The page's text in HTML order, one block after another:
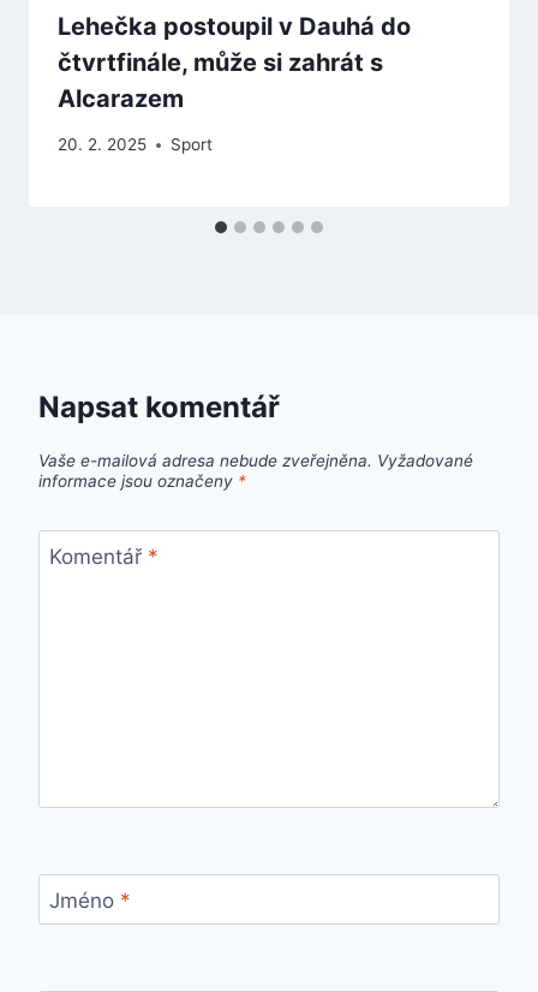
Lehečka postoupil v Dauhá do
čtvrtfinále, může si zahrát s
Alcarazem
20. 2. 2025 Sport
Napsat komentář
Vaše e-mailová adresa nebude zveřejněna. Vyžadované
informace jsou označeny *
Komentář *
Jméno *